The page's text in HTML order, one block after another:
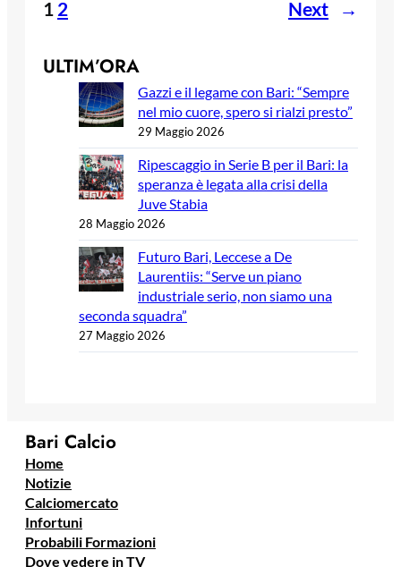
1 2 Next →
ULTIM’ORA
Gazzi e il legame con Bari: “Sempre
nel mio cuore, spero si rialzi presto”
29 Maggio 2026
Ripescaggio in Serie B per il Bari: la
speranza è legata alla crisi della
Juve Stabia
28 Maggio 2026
Futuro Bari, Leccese a De
Laurentiis: “Serve un piano
industriale serio, non siamo una
seconda squadra”
27 Maggio 2026
Bari Calcio
Home
Notizie
Calciomercato
Infortuni
Probabili Formazioni
Dove vedere in TV